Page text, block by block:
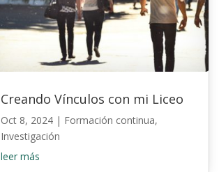
Creando Vínculos con mi Liceo
Oct 8, 2024 | Formación continua,
Investigación
leer más